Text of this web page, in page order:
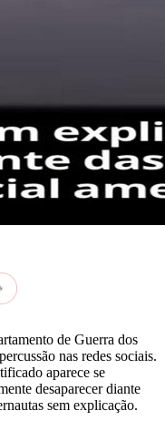
de Guerra dos
nas redes sociais.
aparece se
desaparecer diante
sem explicação.